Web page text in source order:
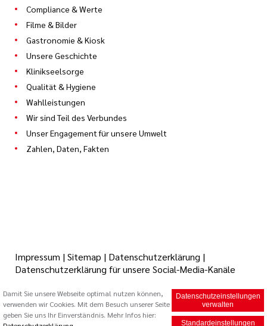
Compliance & Werte
Filme & Bilder
Gastronomie & Kiosk
Unsere Geschichte
Klinikseelsorge
Qualität & Hygiene
Wahlleistungen
Wir sind Teil des Verbundes
Unser Engagement für unsere Umwelt
Zahlen, Daten, Fakten
© 2026 Caritas Trägergesellschaft Saarbrücken mbH (cts)
Impressum |Sitemap | Datenschutzerklärung |
Datenschutzerklärung für unsere Social-Media-Kanäle
Datenschutzeinstellungen
verwalten
Standardeinstellungen
Damit Sie unsere Webseite optimal nutzen können,
verwenden wir Cookies. Mit dem Besuch unserer Seite
geben Sie uns Ihr Einverständnis. Mehr Infos hier: